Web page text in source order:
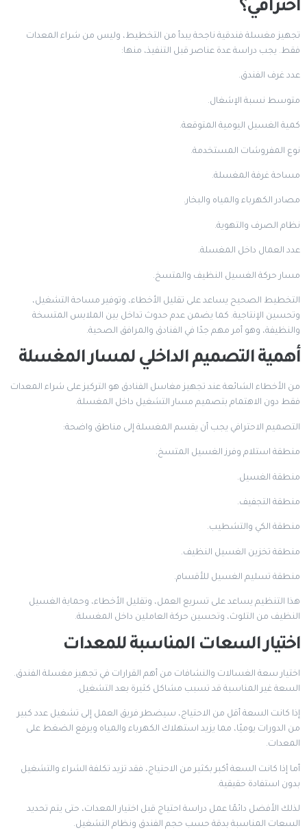
احترافي؟
تجهيز مغسلة فندقية ناجحة يبدأ من التخطيط، وليس من شراء المعدات
فقط. يجب دراسة عدة عناصر قبل التنفيذ، منها:
عدد غرف الفندق.
متوسط نسبة الإشغال.
كمية الغسيل اليومية المتوقعة.
نوع المفروشات المستخدمة.
مساحة غرفة المغسلة.
مصادر الكهرباء والمياه والبخار.
نظام الصرف والتهوية.
عدد العمال داخل المغسلة.
مسار حركة الغسيل النظيف والمتسخ.
التخطيط الصحيح يساعد على تقليل الأخطاء، وتوفير مساحة التشغيل،
وتحسين الإنتاجية. كما يضمن عدم حدوث تداخل بين الملابس المتسخة
والنظيفة، وهو أمر مهم جدًا في الفنادق والمرافق الصحية.
أهمية التصميم الداخلي لمسار المغسلة
من الأخطاء الشائعة عند تجهيز مغاسل الفنادق هو التركيز على شراء المعدات
فقط دون الاهتمام بتصميم مسار التشغيل داخل المغسلة.
التصميم الاحترافي يجب أن يقسم المغسلة إلى مناطق واضحة:
منطقة استلام وفرز الغسيل المتسخ.
منطقة الغسيل.
منطقة التجفيف.
منطقة الكي والتشطيب.
منطقة تخزين الغسيل النظيف.
منطقة تسليم الغسيل للأقسام.
هذا التنظيم يساعد على تسريع العمل، وتقليل الأخطاء، وحماية الغسيل
النظيف من التلوث، وتحسين حركة العاملين داخل المغسلة.
اختيار السعات المناسبة للمعدات
اختيار سعة الغسالات والنشافات من أهم القرارات في تجهيز مغسلة الفندق.
السعة غير المناسبة قد تسبب مشاكل كثيرة بعد التشغيل.
إذا كانت السعة أقل من الاحتياج، سيضطر فريق العمل إلى تشغيل عدد كبير
من الدورات يوميًا، مما يزيد استهلاك الكهرباء والمياه ويرفع الضغط على
المعدات.
أما إذا كانت السعة أكبر بكثير من الاحتياج، فقد تزيد تكلفة الشراء والتشغيل
بدون استفادة حقيقية.
لذلك الأفضل دائمًا عمل دراسة احتياج قبل اختيار المعدات، حتى يتم تحديد
السعات المناسبة بدقة حسب حجم الفندق ونظام التشغيل.